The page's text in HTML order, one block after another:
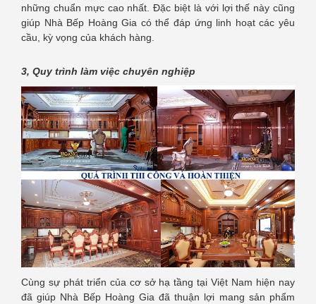
những chuẩn mực cao nhất. Đặc biệt là với lợi thế này cũng
giúp Nhà Bếp Hoàng Gia có thể đáp ứng linh hoạt các yêu
cầu, kỳ vọng của khách hàng.
3, Quy trình làm việc chuyên nghiệp
Cùng sự phát triển của cơ sở hạ tầng tại Việt Nam hiện nay
đã giúp Nhà Bếp Hoàng Gia đã thuận lợi mang sản phẩm